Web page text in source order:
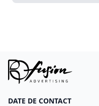
DATE DE CONTACT